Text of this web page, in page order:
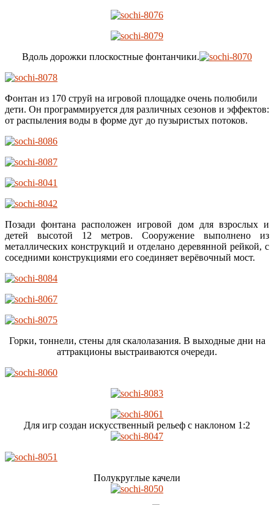
Вдоль дорожки плоскостные фонтанчики.
Фонтан из 170 струй на игровой площадке очень полюбили
дети. Он программируется для различных сезонов и эффектов:
от распыления воды в форме дуг до пузыристых потоков.
Позади фонтана расположен игровой дом для взрослых и
детей высотой 12 метров. Сооружение выполнено из
металлических конструкций и отделано деревянной рейкой, с
соседними конструкциями его соединяет верёвочный мост.
Горки, тоннели, стены для скалолазания. В выходные дни на
аттракционы выстраиваются очереди.
Для игр создан искусственный рельеф с наклоном 1:2
Полукруглые качели